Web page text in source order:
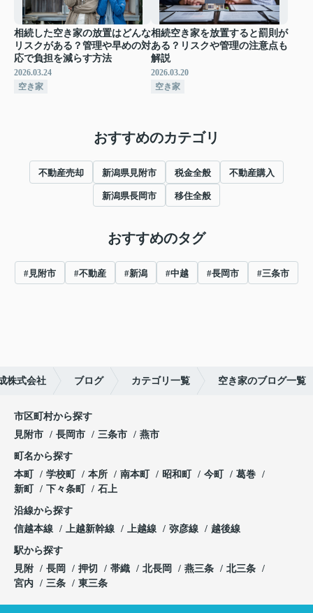
相続した空き家の放置はどんな
リスクがある？管理や早めの対
応で負担を減らす方法
2026.03.24
空き家
相続空き家を放置すると罰則が
ある？リスクや管理の注意点も
解説
2026.03.20
空き家
おすすめのカテゴリ
不動産売却 新潟県見附市 税金全般 不動産購入
新潟県長岡市 移住全般
おすすめのタグ
#見附市 #不動産 #新潟 #中越 #長岡市 #三条市
株式会社 ブログ カテゴリ一覧 空き家のブログ一覧
市区町村から探す
見附市
長岡市 三条市 燕市
町名から探す
本町
学校町 本所 南本町 昭和町 今町
葛巻
新町
下々条町 石上
沿線から探す
信越本線
上越新幹線 上越線 弥彦線 越後線
駅から探す
見附
長岡 押切 帯織 北長岡 燕三条
北三条
宮内
三条 東三条